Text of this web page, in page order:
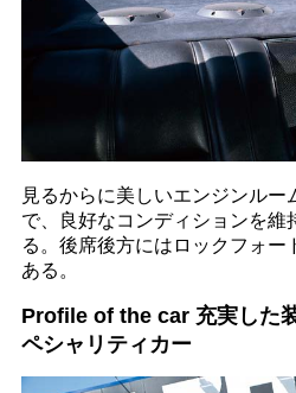
見るからに美しいエンジンルー
で、良好なコンディションを維
る。後席後方にはロックフォー
ある。
Profile of the car 充実した
ペシャリティカー